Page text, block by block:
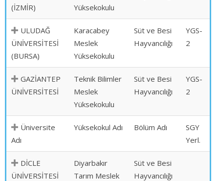
(İZMİR)
Yüksekokulu
ULUDAĞ
ÜNİVERSİTESİ
(BURSA)
Karacabey
Meslek
Yüksekokulu
Süt ve Besi
Hayvancılığı
YGS-
2
GAZİANTEP
ÜNİVERSİTESİ
Teknik Bilimler
Meslek
Yüksekokulu
Süt ve Besi
Hayvancılığı
YGS-
2
Üniversite
Adı
Yüksekokul Adı Bölüm Adı
SGY
Yerl.
DİCLE
ÜNİVERSİTESİ
Diyarbakır
Tarım Meslek
Süt ve Besi
Hayvancılığı